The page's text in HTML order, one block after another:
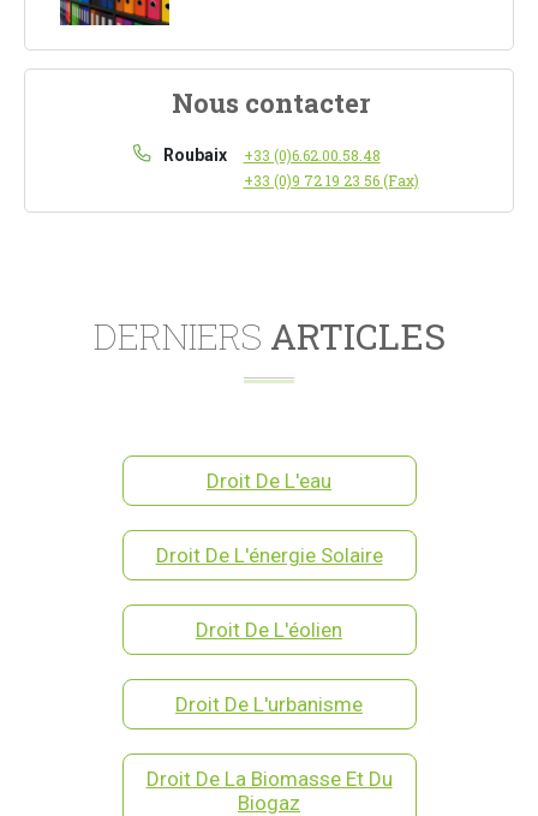
Nous contacter
Roubaix
+33 (0)6.62.00.58.48
+33 (0)9 72 19 23 56 (Fax)
DERNIERS ARTICLES
Droit De L'eau
Droit De L'énergie Solaire
Droit De L'éolien
Droit De L'urbanisme
Droit De La Biomasse Et Du
Biogaz